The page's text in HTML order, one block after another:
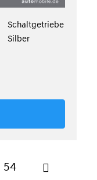
Schaltgetriebe
Silber
54